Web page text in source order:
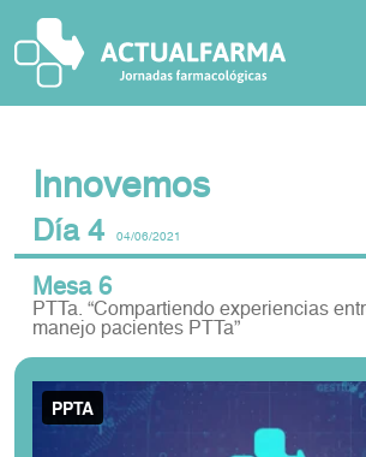
content
Innovemos
Día 4 04/06/2021
Mesa 6
PTTa. “Compartiendo experiencias
manejo pacientes PTTa”